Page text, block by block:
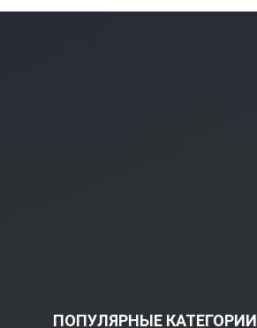
ПОПУЛЯРНЫЕ КАТЕГОРИИ